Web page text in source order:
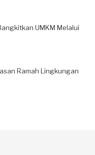
UMKM Melalui
Ramah Lingkungan